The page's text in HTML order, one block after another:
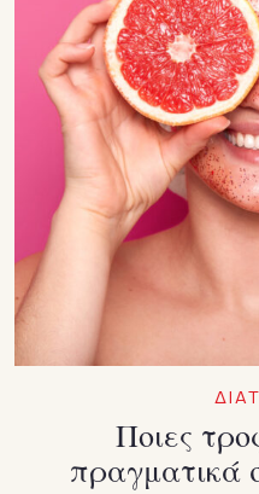
Ποιες
πραγματικά